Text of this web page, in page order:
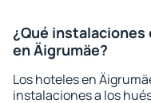
¿Qué
en Äigrumäe?
Los hoteles en
instalaciones a los